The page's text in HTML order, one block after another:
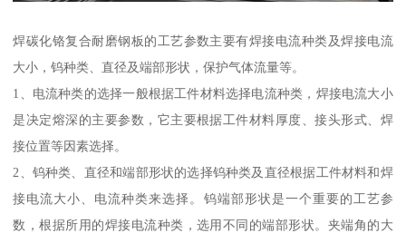
焊碳化铬复合耐磨钢板的工艺参数主要有焊接电流种类及焊接电流
大小，钨种类、直径及端部形状，保护气体流量等。
1、电流种类的选择一般根据工件材料选择电流种类，焊接电流大小
是决定熔深的主要参数，它主要根据工件材料厚度、接头形式、焊
接位置等因素选择。
2、钨种类、直径和端部形状的选择钨种类及直径根据工件材料和焊
接电流大小、电流种类来选择。钨端部形状是一个重要的工艺参
数，根据所用的焊接电流种类，选用不同的端部形状。夹端角的大